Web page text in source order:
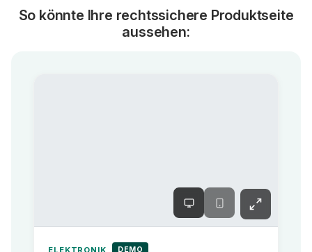
So könnte Ihre rechtssichere Produktseite
aussehen:
ELEKTRONIK DEMO